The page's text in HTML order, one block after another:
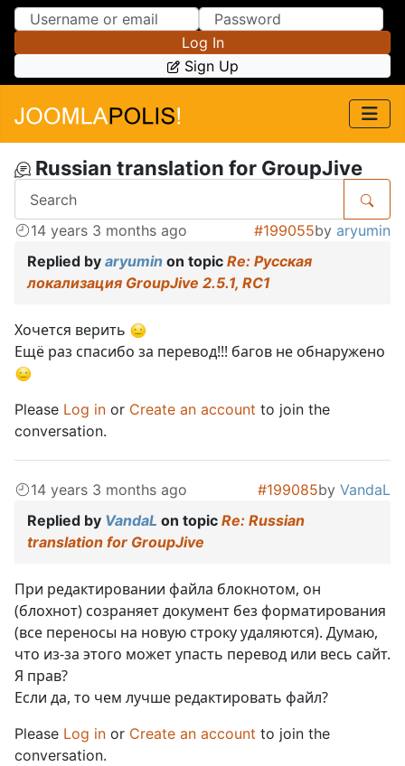
Skip to Content
Skip to Menu
Log In
Sign Up
Russian translation for GroupJive
14 years 3 months ago #199055by aryumin
Replied by aryumin on topic Re: Русская
локализация GroupJive 2.5.1, RC1
Хочется верить
Ещё раз спасибо за перевод!!! багов не обнаружено
Please Log in or Create an account to join the
conversation.
14 years 3 months ago #199085by VandaL
Replied by VandaL on topic Re: Russian
translation for GroupJive
При редактировании файла блокнотом, он
(блохнот) созраняет документ без форматирования
(все переносы на новую строку удаляются). Думаю,
что из-за этого может упасть перевод или весь сайт.
Я прав?
Если да, то чем лучше редактировать файл?
Please Log in or Create an account to join the
conversation.